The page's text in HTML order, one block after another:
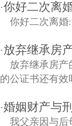
·你好二次离
你好二次离婚
·放弃继承房
放弃继承房产
的公证书还有效
·婚姻财产与
我父亲因与后